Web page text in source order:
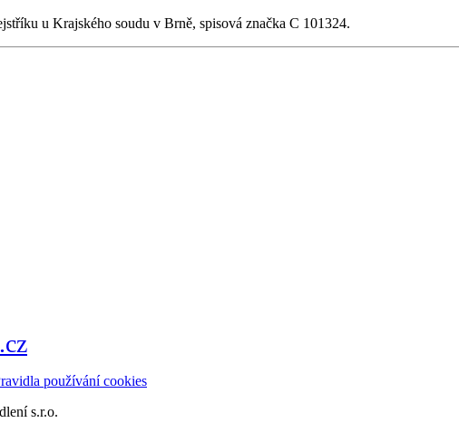
u Krajského soudu v Brně, spisová značka C 101324.
používání cookies
s.r.o.